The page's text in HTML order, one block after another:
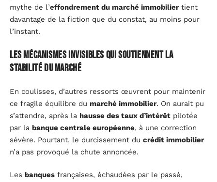
mythe de l’effondrement du marché immobiliertient
davantage de la fiction que du constat, au moins pour
l’instant.
Les mécanismes invisibles qui soutiennent la
stabilité du marché
En coulisses, d’autres ressorts œuvrent pour maintenir
ce fragile équilibre du marché immobilier. On aurait pu
s’attendre, après la hausse des taux d’intérêt pilotée
par la banque centrale européenne, à une correction
sévère. Pourtant, le durcissement du crédit immobilier
n’a pas provoqué la chute annoncée.
Les banques françaises, échaudées par le passé,